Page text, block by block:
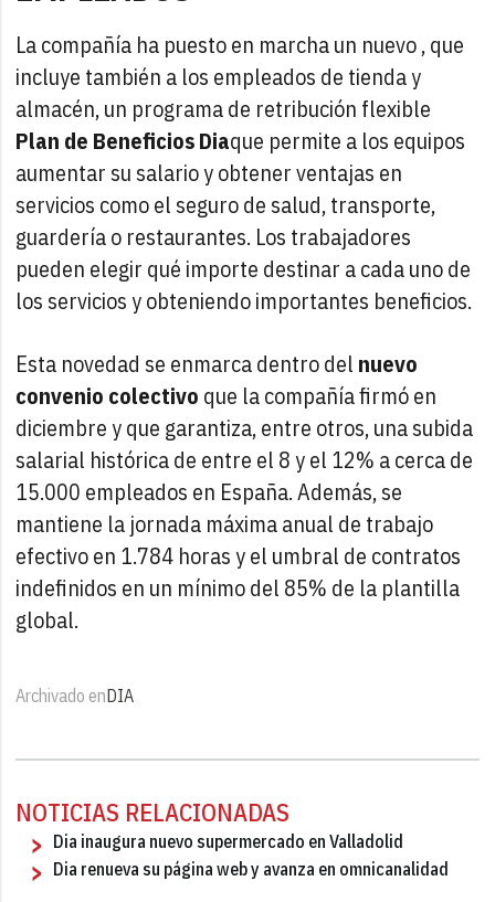
La compañía ha puesto en marcha un nuevo , que
incluye también a los empleados de tienda y
almacén, un programa de retribución flexible
Plan de Beneficios Diaque permite a los equipos
aumentar su salario y obtener ventajas en
servicios como el seguro de salud, transporte,
guardería o restaurantes. Los trabajadores
pueden elegir qué importe destinar a cada uno de
los servicios y obteniendo importantes beneficios.
Esta novedad se enmarca dentro del nuevo
convenio colectivo que la compañía firmó en
diciembre y que garantiza, entre otros, una subida
salarial histórica de entre el 8 y el 12% a cerca de
15.000 empleados en España. Además, se
mantiene la jornada máxima anual de trabajo
efectivo en 1.784 horas y el umbral de contratos
indefinidos en un mínimo del 85% de la plantilla
global.
Archivado enDIA
NOTICIAS RELACIONADAS
Dia inaugura nuevo supermercado en Valladolid
Dia renueva su página web y avanza en omnicanalidad